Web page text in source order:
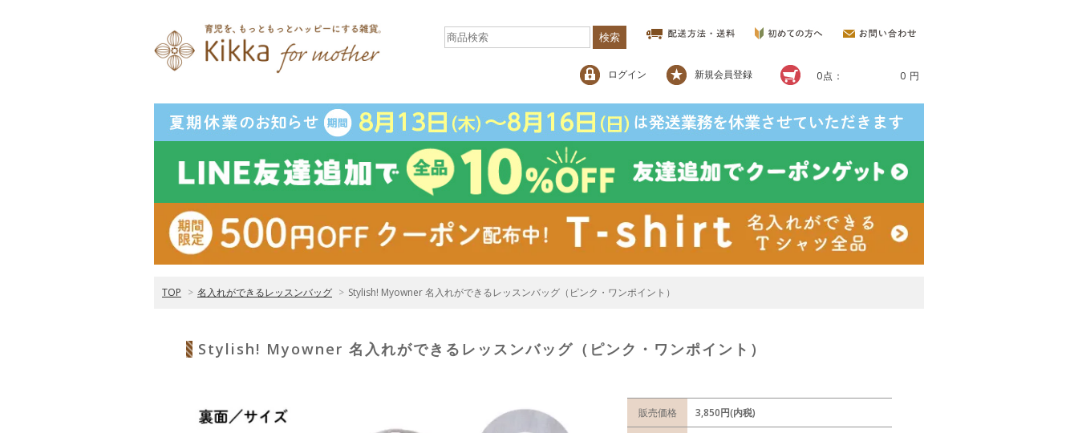
検索
0点： 0 円
ログイン 新規会員登録
TOP > 名入れができるレッスンバッグ > Stylish! Myowner 名入れができるレッスンバッグ（ピンク・ワンポイント）
Stylish! Myowner 名入れができるレッスンバッグ（ピンク・ワンポイント）
販売価格 3,850円(内税)